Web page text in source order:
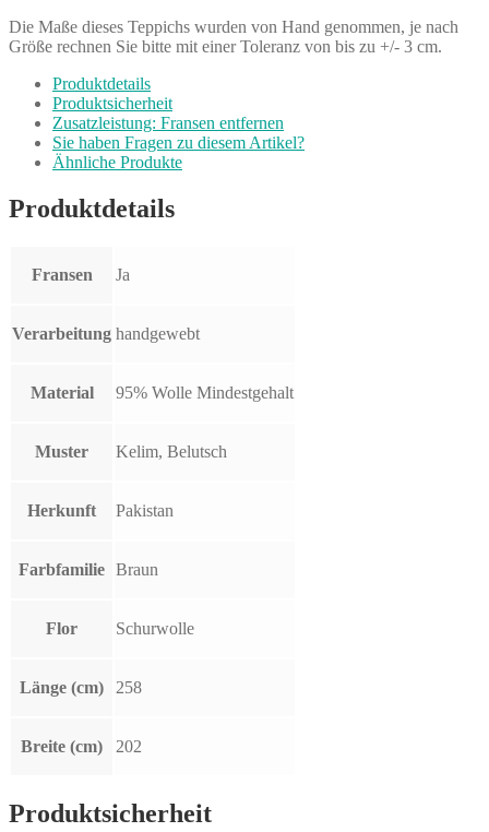
Die Maße dieses Teppichs wurden von Hand genommen, je nach
Größe rechnen Sie bitte mit einer Toleranz von bis zu +/- 3 cm.
Produktdetails
Produktsicherheit
Zusatzleistung: Fransen entfernen
Sie haben Fragen zu diesem Artikel?
Ähnliche Produkte
Produktdetails
Fransen Ja
Verarbeitung handgewebt
Material 95% Wolle Mindestgehalt
Muster Kelim, Belutsch
Herkunft Pakistan
Farbfamilie Braun
Flor Schurwolle
Länge (cm) 258
Breite (cm) 202
Produktsicherheit